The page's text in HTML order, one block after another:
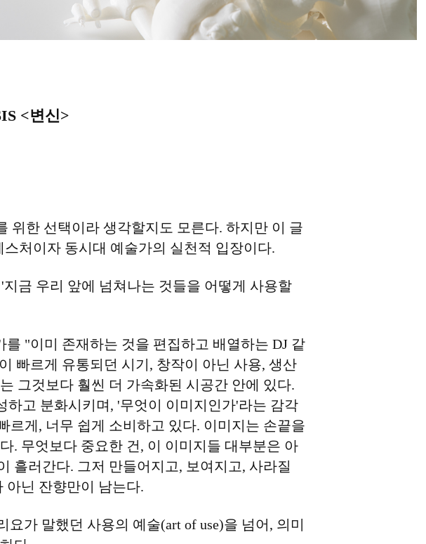
<변신>
위한 선택이라 생각할지도 모른다. 하지만 이 글
처이자 동시대 예술가의 실천적 입장이다.
금 우리 앞에 넘쳐나는 것들을 어떻게 사용할
"이미 존재하는 것을 편집하고 배열하는 DJ 같
빠르게 유통되던 시기, 창작이 아닌 사용, 생산
그것보다 훨씬 더 가속화된 시공간 안에 있다.
고 분화시키며, '무엇이 이미지인가'라는 감각
르게, 너무 쉽게 소비하고 있다. 이미지는 손끝을
. 무엇보다 중요한 건, 이 이미지들 대부분은 아
흘러간다. 그저 만들어지고, 보여지고, 사라질
아닌 잔향만이 남는다.
가 말했던 사용의 예술(art of use)을 넘어, 의미